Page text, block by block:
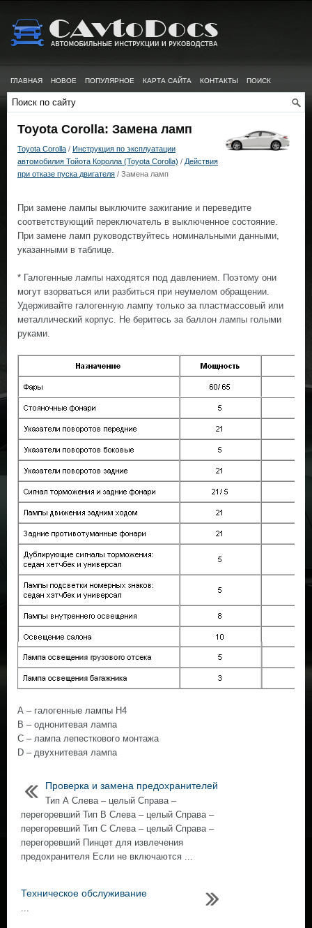
ГЛАВНАЯ НОВОЕ ПОПУЛЯРНОЕ КАРТА САЙТА КОНТАКТЫ ПОИСК
Toyota Corolla: Замена ламп
Toyota Corolla / Инструкция по эксплуатации
автомобилия Тойота Королла (Toyota Corolla) / Действия
при отказе пуска двигателя / Замена ламп
При замене лампы выключите зажигание и переведите
соответствующий переключатель в выключенное состояние.
При замене ламп руководствуйтесь номинальными данными,
указанными в таблице.
* Галогенные лампы находятся под давлением. Поэтому они
могут взорваться или разбиться при неумелом обращении.
Удерживайте галогенную лампу только за пластмассовый или
металлический корпус. Не беритесь за баллон лампы голыми
руками.
А – галогенные лампы Н4
В – однонитевая лампа
С – лампа лепесткового монтажа
D – двухнитевая лампа
Проверка и замена предохранителей
Тип А Слева – целый Cправа –
перегоревший Тип В Слева – целый Cправа –
перегоревший Тип С Слева – целый Cправа –
перегоревший Пинцет для извлечения
предохранителя Если не включаются ...
Техническое обслуживание
...